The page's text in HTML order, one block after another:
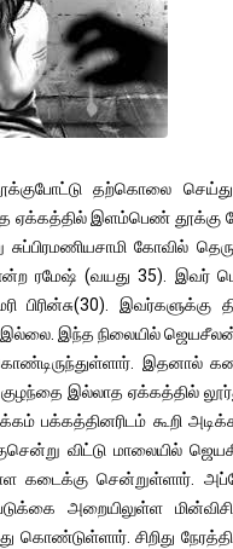
தற்கொலை செய்து
ஏக்கத்தில் இளம்பெண் தூக்கு
கோவில்
ரமேஷ் (வயது 35). இவர்
பிரின்சு(30).
இந்த நிலையில் ஜெயசீலன்
இதனால்
இல்லாத ஏக்கத்தில்
பக்கத்தினரிடம் கூறி
விட்டு மாலையில்
கடைக்கு சென்றுள்ளார்.
படுக்கை அறையிலுள்ள
சிறிது